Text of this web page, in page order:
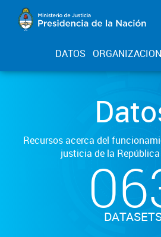
DATOS
Recursos acerca del
justicia de la